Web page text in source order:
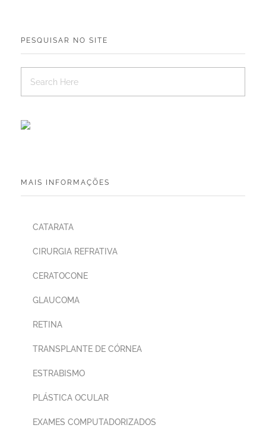
PESQUISAR NO SITE
MAIS INFORMAÇÕES
CATARATA
CIRURGIA REFRATIVA
CERATOCONE
GLAUCOMA
RETINA
TRANSPLANTE DE CÓRNEA
ESTRABISMO
PLÁSTICA OCULAR
EXAMES COMPUTADORIZADOS